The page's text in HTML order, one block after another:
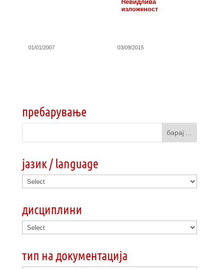
01/01/2007
Невидлива
изложеност
03/09/2015
пребарување
јазик / language
дисциплини
тип на документација